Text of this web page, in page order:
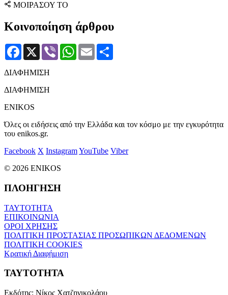
ΜΟΙΡΑΣΟΥ ΤΟ
Κοινοποίηση άρθρου
Facebook
X Viber WhatsApp
Email
ΔΙΑΦΗΜΙΣΗ
ΔΙΑΦΗΜΙΣΗ
ENIKOS
Όλες οι ειδήσεις από την Ελλάδα και τον κόσμο με την εγκυρότητα
του enikos.gr.
Facebook X InstagramYouTube Viber
© 2026 ENIKOS
ΠΛΟΗΓΗΣΗ
ΤΑΥΤΟΤΗΤΑ
ΕΠΙΚΟΙΝΩΝΙΑ
ΟΡΟΙ ΧΡΗΣΗΣ
ΠΟΛΙΤΙΚΗ ΠΡΟΣΤΑΣΙΑΣ ΠΡΟΣΩΠΙΚΩΝ ΔΕΔΟΜΕΝΩΝ
ΠΟΛΙΤΙΚΗ COOKIES
Κρατική Διαφήμιση
ΤΑΥΤΟΤΗΤΑ
Εκδότης: Νίκος Χατζηνικολάου